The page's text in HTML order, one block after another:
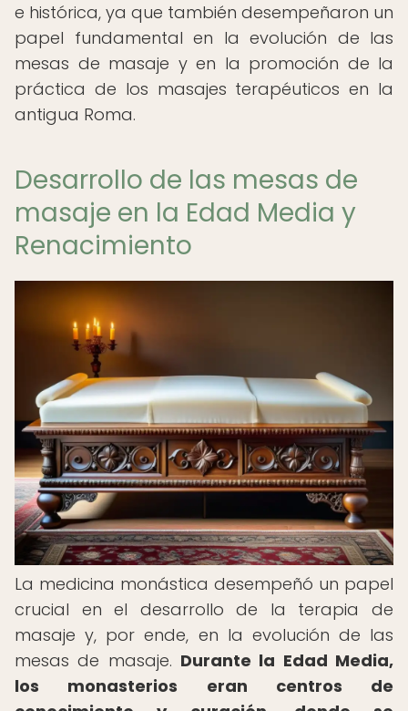
e histórica, ya que también desempeñaron un
papel fundamental en la evolución de las
mesas de masaje y en la promoción de la
práctica de los masajes terapéuticos en la
antigua Roma.
Desarrollo de las mesas de
masaje en la Edad Media y
Renacimiento
La medicina monástica desempeñó un papel
crucial en el desarrollo de la terapia de
masaje y, por ende, en la evolución de las
mesas de masaje. Durante la Edad Media,
los monasterios eran centros de